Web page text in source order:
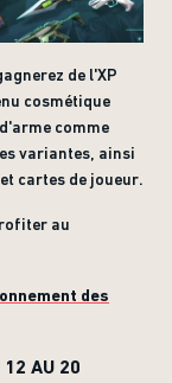
de l'XP
cosmétique
comme
variantes, ainsi
cartes de joueur.
au
des
12 AU 20